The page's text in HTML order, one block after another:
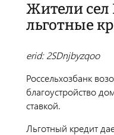
Жители сел
льготные
erid: 2SDnjbyzqoo
Россельхозбанк
благоустройство
ставкой.
Льготный кредит